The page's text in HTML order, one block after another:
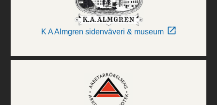
K A Almgren sidenväveri & museum